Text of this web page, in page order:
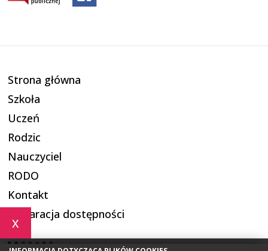
x
Strona główna
Szkoła
Uczeń
Rodzic
Nauczyciel
RODO
Kontakt
Deklaracja dostępności